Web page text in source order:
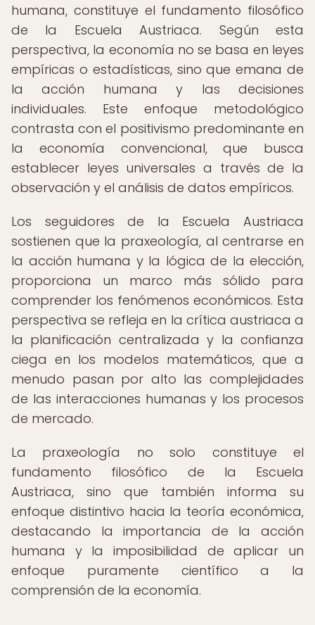
humana, constituye el fundamento filosófico
de la Escuela Austriaca. Según esta
perspectiva, la economía no se basa en leyes
empíricas o estadísticas, sino que emana de
la acción humana y las decisiones
individuales. Este enfoque metodológico
contrasta con el positivismo predominante en
la economía convencional, que busca
establecer leyes universales a través de la
observación y el análisis de datos empíricos.
Los seguidores de la Escuela Austriaca
sostienen que la praxeología, al centrarse en
la acción humana y la lógica de la elección,
proporciona un marco más sólido para
comprender los fenómenos económicos. Esta
perspectiva se refleja en la crítica austriaca a
la planificación centralizada y la confianza
ciega en los modelos matemáticos, que a
menudo pasan por alto las complejidades
de las interacciones humanas y los procesos
de mercado.
La praxeología no solo constituye el
fundamento filosófico de la Escuela
Austriaca, sino que también informa su
enfoque distintivo hacia la teoría económica,
destacando la importancia de la acción
humana y la imposibilidad de aplicar un
enfoque puramente científico a la
comprensión de la economía.